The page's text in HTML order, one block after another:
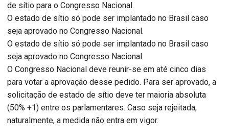
de sítio para o Congresso Nacional.
O estado de sítio só pode ser implantado no Brasil caso
seja aprovado no Congresso Nacional.
O estado de sítio só pode ser implantado no Brasil caso
seja aprovado no Congresso Nacional.
O Congresso Nacional deve reunir-se em até cinco dias
para votar a aprovação desse pedido. Para ser aprovado, a
solicitação de estado de sítio deve ter maioria absoluta
(50% +1) entre os parlamentares. Caso seja rejeitada,
naturalmente, a medida não entra em vigor.